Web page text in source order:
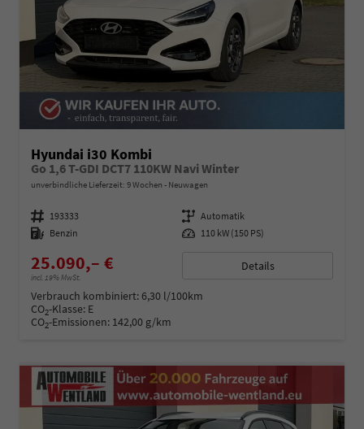
Hyundai i30 Kombi
Go 1,6 T-GDI DCT7 110KW Navi Winter
unverbindliche Lieferzeit: 9 Wochen Neuwagen
Fahrzeugnummer 193333 Getriebe Automatik
Kraftstoff Benzin Leistung 110 kW (150 PS)
25.090,– €
incl. 19% MwSt.
Details
Verbrauch kombiniert:6,30 l/100km
CO2-Klasse: E
CO2-Emissionen: 142,00 g/km